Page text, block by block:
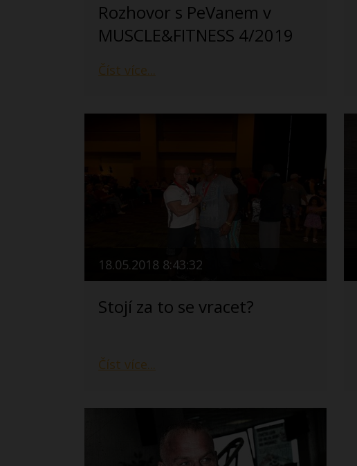
Rozhovor s PeVanem v
MUSCLE&FITNESS 4/2019
Číst více...
18.05.2018 8:43:32
Stojí za to se vracet?
Číst více...